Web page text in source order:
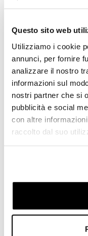
Questo sito web
Utilizziamo i cookie
annunci, per fornire
analizzare il nostro
informazioni sul
nostri partner che si
pubblicità e social
con altre
raccolto dal suo
Out Of